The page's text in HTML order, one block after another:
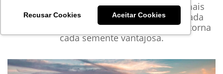
Recusar Cookies Aceitar Cookies
Valoriza cada segundo do plantio, com mais
autonomia e menos paradas. Sua avançada
tecnologia de gerenciamento de insumos torna
cada semente vantajosa.